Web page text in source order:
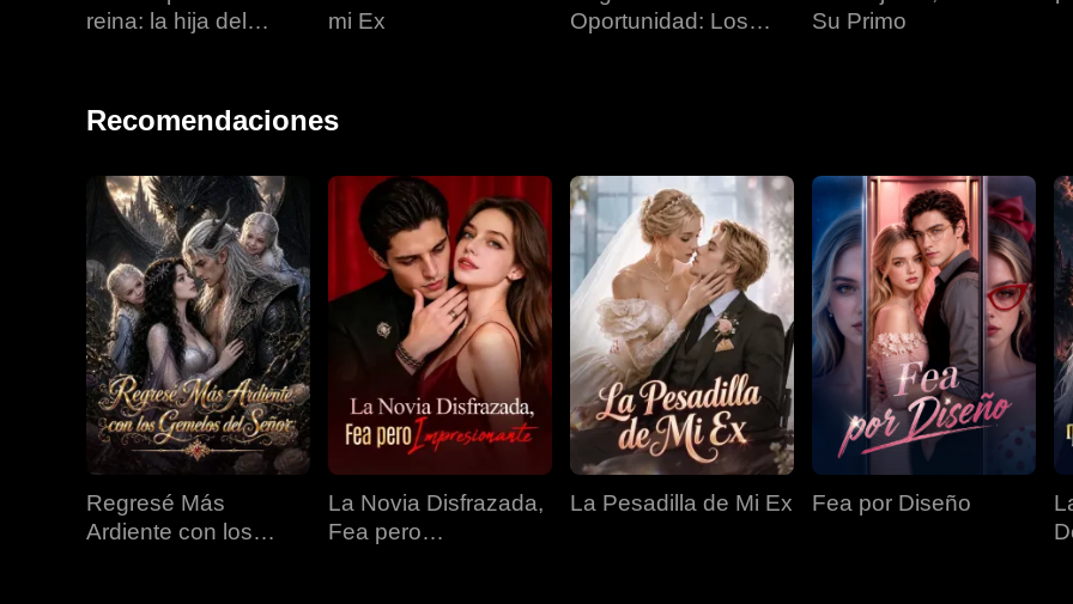
reina: la hija del
mi Ex
Oportunidad: Los
Su Primo
Recomendaciones
Regresé Más
Ardiente con los
La Novia Disfrazada,
Fea pero
La Pesadilla de Mi Ex Fea por Diseño